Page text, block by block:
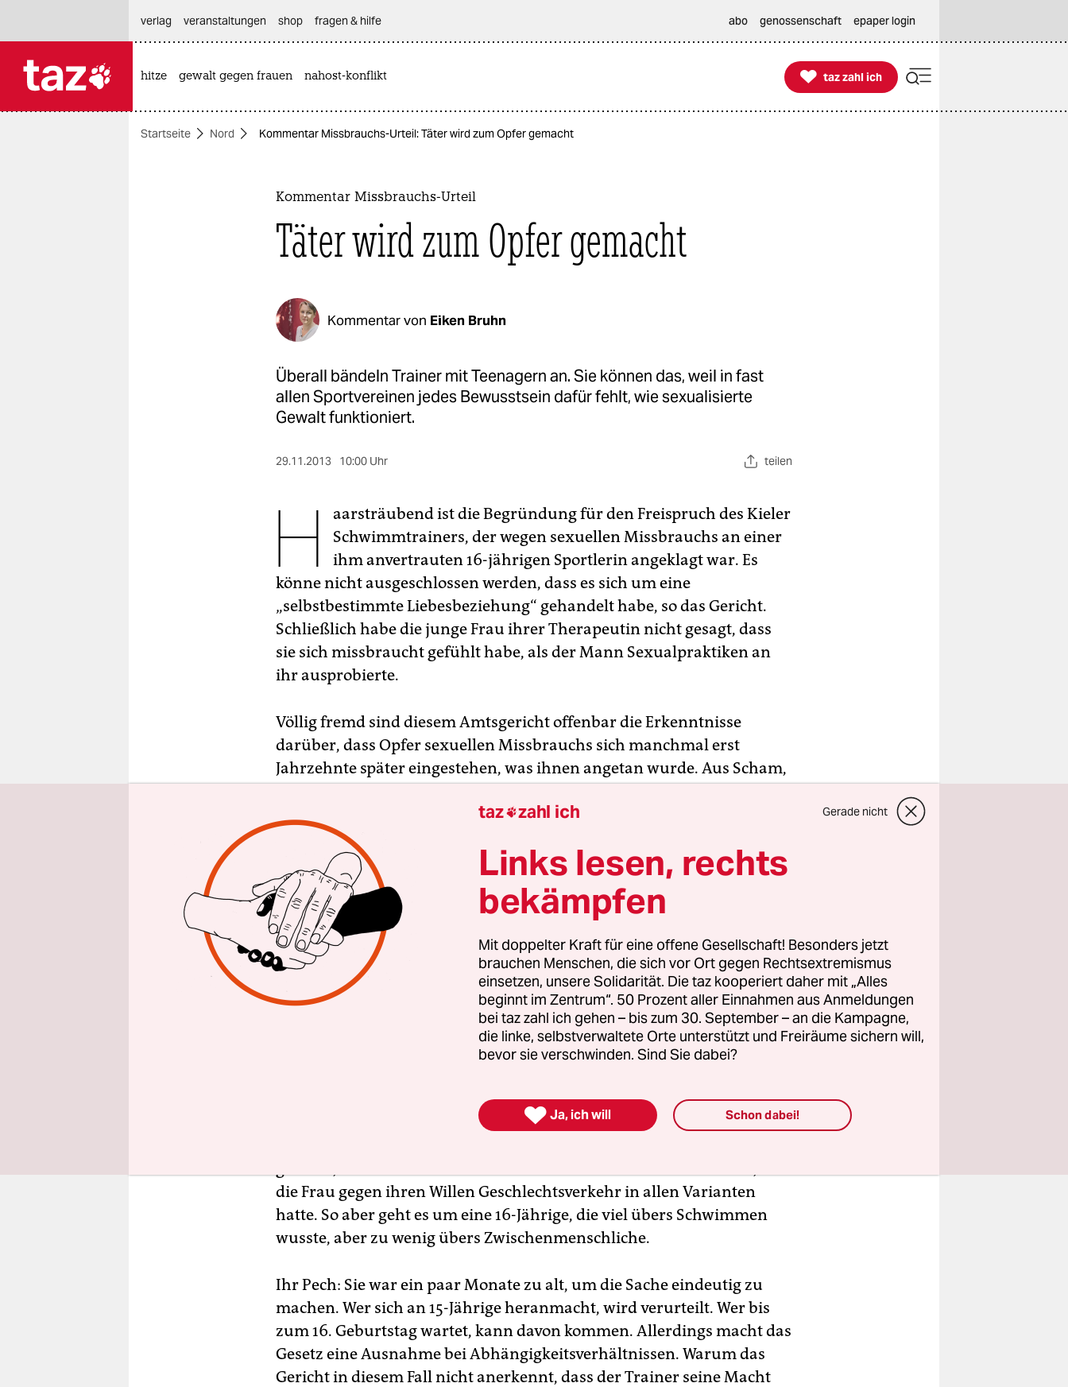
themen
verlag
veranstaltungen shop fragen & hilfe abo genossenschaft epaper login
hitze gewalt gegen frauen nahost-konflikt 
taz zahl ich
taz zahl ich
Startseite Nord Kommentar Missbrauchs-Urteil: Täter wird zum Opfer gemacht
Kommentar Missbrauchs-Urteil
Täter wird zum Opfer gemacht
Kommentar von Eiken Bruhn
Überall bändeln Trainer mit Teenagern an. Sie können das, weil in fast
allen Sportvereinen jedes Bewusstsein dafür fehlt, wie sexualisierte
Gewalt funktioniert.
29.11.2013 10:00 Uhr teilen
H
aarsträubend ist die Begründung für den Freispruch des Kieler
Schwimmtrainers, der wegen sexuellen Missbrauchs an einer
ihm anvertrauten 16-jährigen Sportlerin angeklagt war. Es
könne nicht ausgeschlossen werden, dass es sich um eine
„selbstbestimmte Liebesbeziehung“ gehandelt habe, so das Gericht.
Schließlich habe die junge Frau ihrer Therapeutin nicht gesagt, dass
sie sich missbraucht gefühlt habe, als der Mann Sexualpraktiken an
ihr ausprobierte.
Völlig fremd sind diesem Amtsgericht offenbar die Erkenntnisse
darüber, dass Opfer sexuellen Missbrauchs sich manchmal erst
Jahrzehnte später eingestehen, was ihnen angetan wurde. Aus Scham,
sie vielleicht sogar provoziert und genossen zu haben.
die Frau gegen ihren Willen Geschlechtsverkehr in allen Varianten
hatte. So aber geht es um eine 16-Jährige, die viel übers Schwimmen
wusste, aber zu wenig übers Zwischenmenschliche.
Ihr Pech: Sie war ein paar Monate zu alt, um die Sache eindeutig zu
machen. Wer sich an 15-Jährige heranmacht, wird verurteilt. Wer bis
zum 16. Geburtstag wartet, kann davon kommen. Allerdings macht das
Gesetz eine Ausnahme bei Abhängigkeitsverhältnissen. Warum das
Gericht in diesem Fall nicht anerkennt, dass der Trainer seine Macht
taz zahl ich Gerade nicht
Links lesen, rechts
bekämpfen
Mit doppelter Kraft für eine offene Gesellschaft! Besonders jetzt
brauchen Menschen, die sich vor Ort gegen Rechtsextremismus
einsetzen, unsere Solidarität. Die taz kooperiert daher mit „Alles
beginnt im Zentrum“. 50 Prozent aller Einnahmen aus Anmeldungen
bei taz zahl ich gehen – bis zum 30. September – an die Kampagne,
die linke, selbstverwaltete Orte unterstützt und Freiräume sichern will,
bevor sie verschwinden. Sind Sie dabei?
 Ja, ich will Schon dabei!